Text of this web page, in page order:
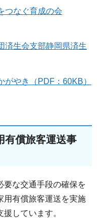
つなぐ育成の会
済生会支部静岡県済生
やき（PDF：60KB）
有償旅客運送事
要な交通手段の確保を
用有償旅客運送を実施
しています。